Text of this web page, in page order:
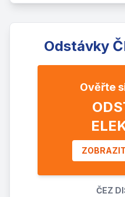
Odstávky
Ověřte
ČEZ